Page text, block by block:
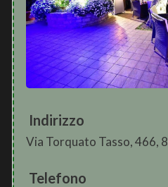
Indirizzo
Via Torquato Tasso, 466,
Telefono